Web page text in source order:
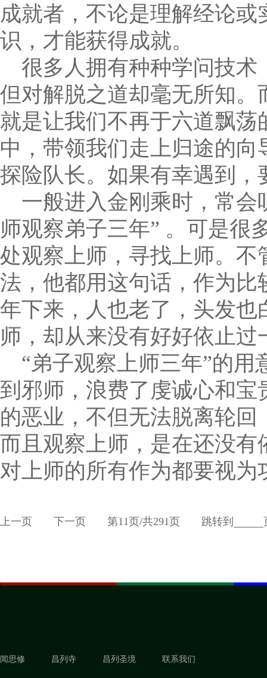
成就者，不论是理解经论
识，才能获得成就。
很多人拥有种种学问技
但对解脱之道却毫无所知
就是让我们不再于六道飘
中，带领我们走上归途的
探险队长。如果有幸遇到，
一般进入金刚乘时，常会
师观察弟子三年” 。可是很
处观察上师，寻找上师。
法，他都用这句话，作为
年下来，人也老了，头发
师，却从来没有好好依止
“弟子观察上师三年”的
到邪师，浪费了虔诚心和
的恶业，不但无法脱离轮
而且观察上师，是在还没
对上师的所有作为都要视为
上一页 下一页 第11页/共291页 跳转到
闻思修 昌列寺 昌列圣境 联系我们